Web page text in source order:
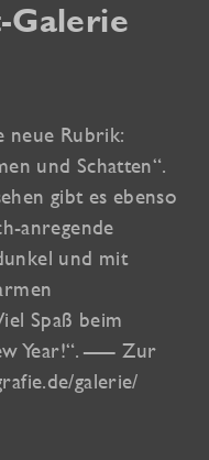
Galerie
neue Rubrik:
und Schatten“.
gibt es ebenso
anregende
und mit
Spaß beim
Year!“. —– Zur
galerie/